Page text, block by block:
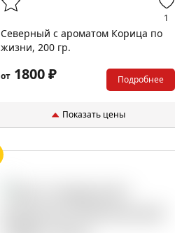
1
Северный с ароматом Корица по
жизни, 200 гр.
от 1800 ₽ Подробнее
Показать цены